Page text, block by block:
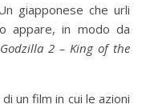
giapponese che urli
appare, in modo da
Godzilla 2 – King of the
un film in cui le azioni